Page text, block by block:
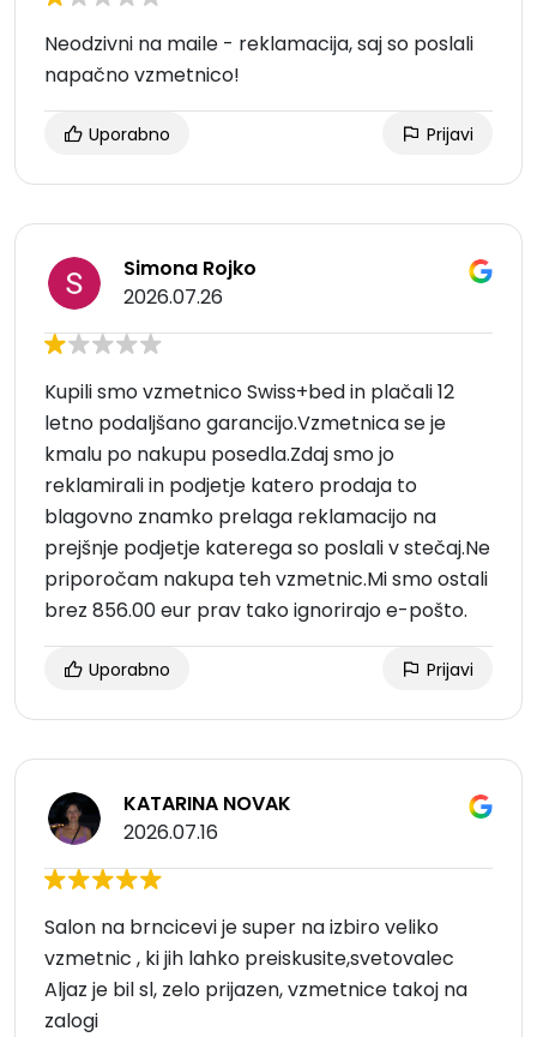
Neodzivni na maile - reklamacija, saj so poslali
napačno vzmetnico!
Uporabno Prijavi
Simona Rojko
2026.07.26
Kupili smo vzmetnico Swiss+bed in plačali 12
letno podaljšano garancijo.Vzmetnica se je
kmalu po nakupu posedla.Zdaj smo jo
reklamirali in podjetje katero prodaja to
blagovno znamko prelaga reklamacijo na
prejšnje podjetje katerega so poslali v stečaj.Ne
priporočam nakupa teh vzmetnic.Mi smo ostali
brez 856.00 eur prav tako ignorirajo e-pošto.
Uporabno Prijavi
KATARINA NOVAK
2026.07.16
Salon na brncicevi je super na izbiro veliko
vzmetnic , ki jih lahko preiskusite,svetovalec
Aljaz je bil sl, zelo prijazen, vzmetnice takoj na
zalogi